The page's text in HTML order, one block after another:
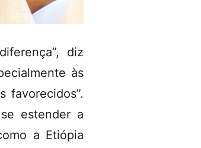
diz
às
favorecidos”.
estender a
a Etiópia